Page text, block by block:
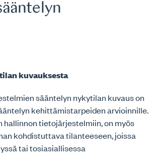
kuvauksesta
sääntelyn nykytilan kuvaus on
kehittämistarpeiden arvioinnille.
tietojärjestelmiin, on myös
kohdistuttava tilanteeseen, joissa
tai tosiasiallisessa